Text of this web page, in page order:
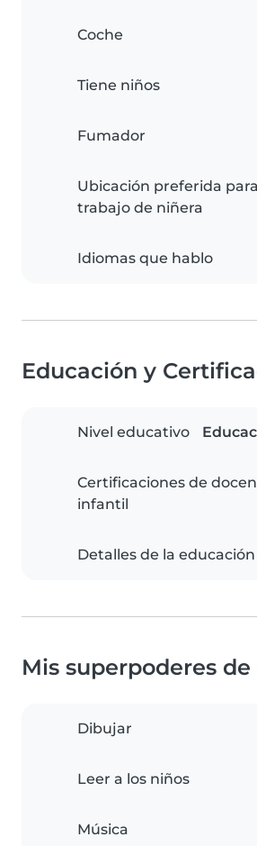
Coche
Tiene niños
Fumador
Ubicación preferida para
trabajo de niñera
Idiomas que hablo
Educación y
Nivel educativo
Certificaciones de
infantil
Detalles de la educación
Mis superpoderes de
Dibujar
Leer a los niños
Música